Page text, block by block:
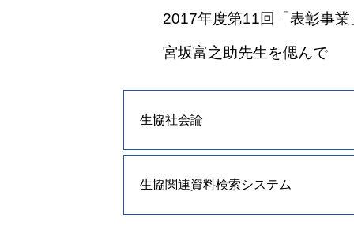
2017年度第11回「表彰事
宮坂富之助先生を偲んで
生協社会論
生協関連資料検索システム